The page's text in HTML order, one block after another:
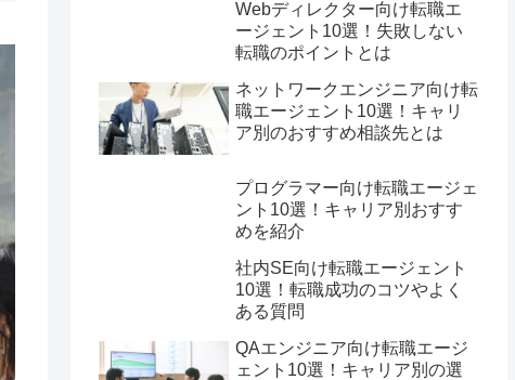
Webディレクター向け転職エ
ージェント10選！失敗しない
転職のポイントとは
ネットワークエンジニア向け転
職エージェント10選！キャリ
ア別のおすすめ相談先とは
プログラマー向け転職エージェ
ント10選！キャリア別おすす
めを紹介
社内SE向け転職エージェント
10選！転職成功のコツやよく
ある質問
QAエンジニア向け転職エージ
ェント10選！キャリア別の選